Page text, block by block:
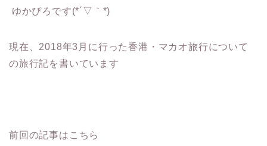
ゆかぴろです(*´▽｀*)
現在、2018年3月に行った香港・マカオ旅行について
の旅行記を書いています
前回の記事はこちら